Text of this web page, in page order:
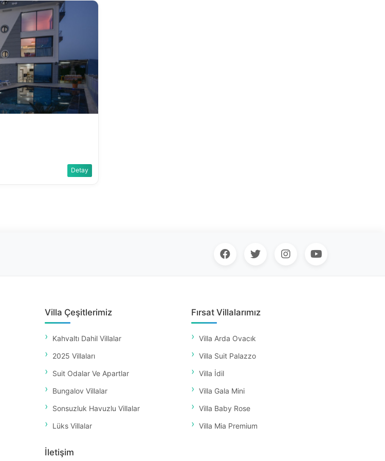
Detay
Villa Çeşitlerimiz
Kahvaltı Dahil Villalar
2025 Villaları
Suit Odalar Ve Apartlar
Bungalov Villalar
Sonsuzluk Havuzlu Villalar
Lüks Villalar
Fırsat Villalarımız
Villa Arda Ovacık
Villa Suit Palazzo
Villa İdil
Villa Gala Mini
Villa Baby Rose
Villa Mia Premium
İletişim